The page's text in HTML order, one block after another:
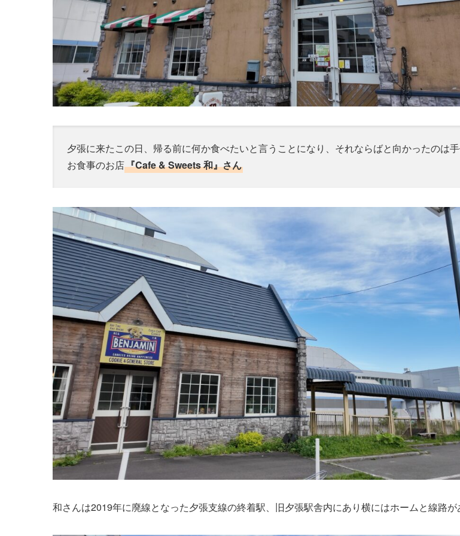
夕張に来たこの日、帰る前に何か食べたいと言うことになり、それならばと向かったのは
お食事のお店『Cafe & Sweets 和』さん
和さんは2019年に廃線となった夕張支線の終着駅、旧夕張駅舎内にあり横にはホームと線路が